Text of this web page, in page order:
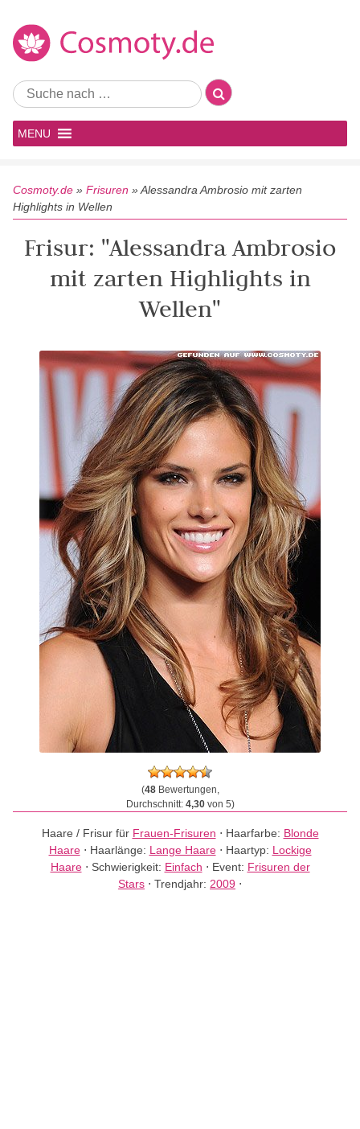
MENU
Cosmoty.de » Frisuren »Alessandra Ambrosio mit zarten
Highlights in Wellen
Frisur: "Alessandra Ambrosio
mit zarten Highlights in
Wellen"
(48Bewertungen,
Durchschnitt: 4,30von 5)
Haare / Frisur für Frauen-Frisuren ⋅ Haarfarbe: Blonde
Haare⋅ Haarlänge: Lange Haare⋅ Haartyp: Lockige
Haare⋅ Schwierigkeit: Einfach ⋅ Event: Frisuren der
Stars ⋅ Trendjahr: 2009 ⋅